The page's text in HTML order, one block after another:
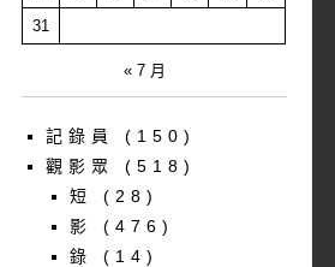
31
« 7 月
記錄員
(150)
觀影眾
(518)
短
(28)
影
(476)
錄
(14)